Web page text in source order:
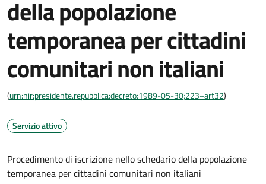
della popolazione
temporanea per cittadini
comunitari non italiani
(urn:nir:presidente.repubblica:decreto:1989-05-30;223~art32)
Servizio attivo
Procedimento di iscrizione nello schedario della popolazione
temporanea per cittadini comunitari non italiani